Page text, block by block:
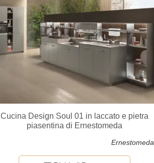
Cucina Design Soul 01 in laccato e pietra
piasentina di Ernestomeda
Ernestomeda